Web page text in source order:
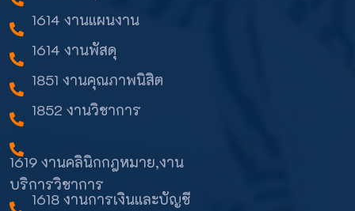
1614 งานแผนงาน
1614 งานพัสดุ
1851 งานคุณภาพนิสิต
1852 งานวิชาการ
1619 งานคลินิกกฎหมาย,งาน
บริการวิชาการ
1618 งานการเงินและบัญชี